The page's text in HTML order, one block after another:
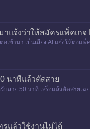
าแจ้งว่าให้สมัครแพ็คเกจ
เข้ามา เป็นเสียง AI แจ้งให้ต่อแ
นาทีแล้วตัดสาย
บสาย 50 นาที เสร็จแล้วตัดสาย
รูแล้วใช้งานไม่ได้